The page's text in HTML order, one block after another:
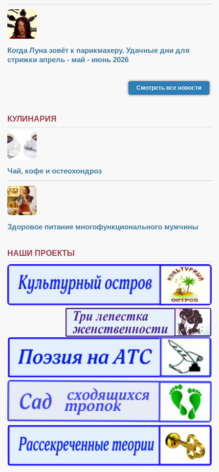
Когда Луна зовёт к парикмахеру. Удачные дни для
стрижки апрель - май - июнь 2026
Смотреть все новости
КУЛИНАРИЯ
Чай, кофе и остеохондроз
Здоровое питание многофункционального мужчины
НАШИ ПРОЕКТЫ